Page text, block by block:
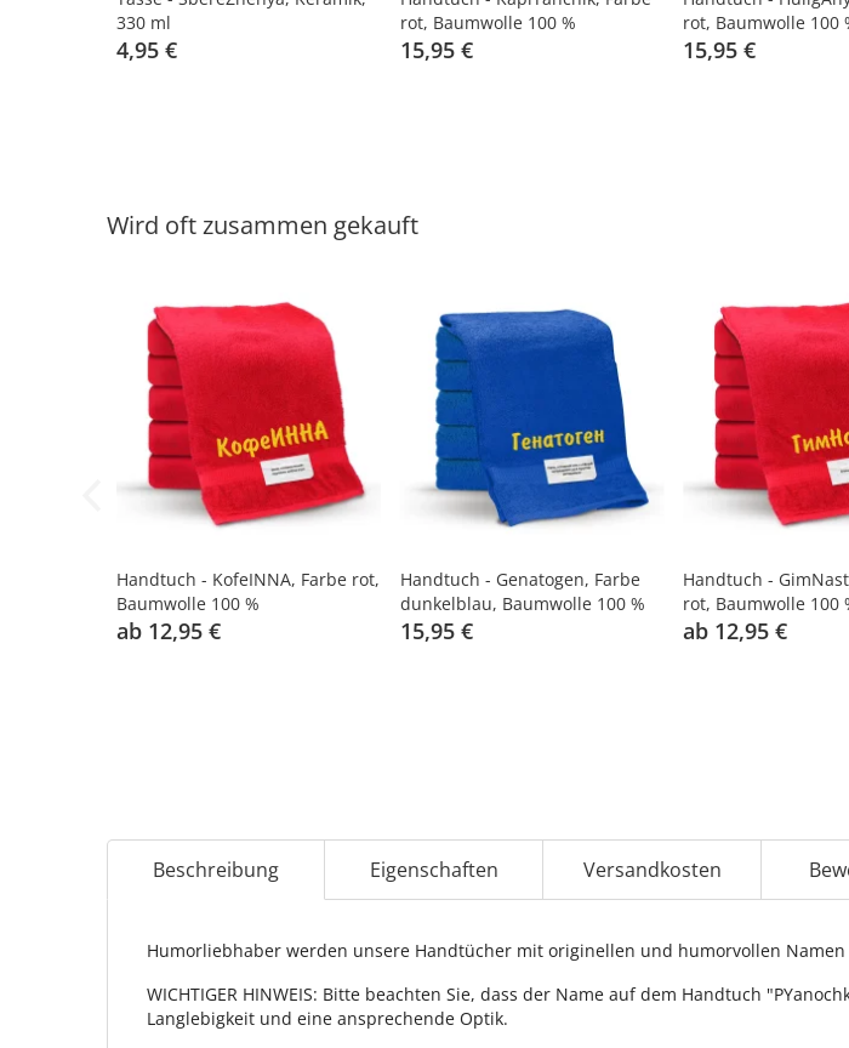
330 ml
4,95 €
rot, Baumwolle 100 %
15,95 €
rot, Baumwolle 100
15,95 €
Wird oft zusammen gekauft
Handtuch - KofeINNA, Farbe rot,
Baumwolle 100 %
ab 12,95 €
Handtuch - Genatogen, Farbe
dunkelblau, Baumwolle 100 %
15,95 €
Handtuch -
rot, Baumwolle 100
ab 12,95 €
Beschreibung Eigenschaften Versandkosten
Humorliebhaber werden unsere Handtücher mit originellen und humorvollen Namen
WICHTIGER HINWEIS: Bitte beachten Sie, dass der Name auf dem Handtuch
Langlebigkeit und eine ansprechende Optik.